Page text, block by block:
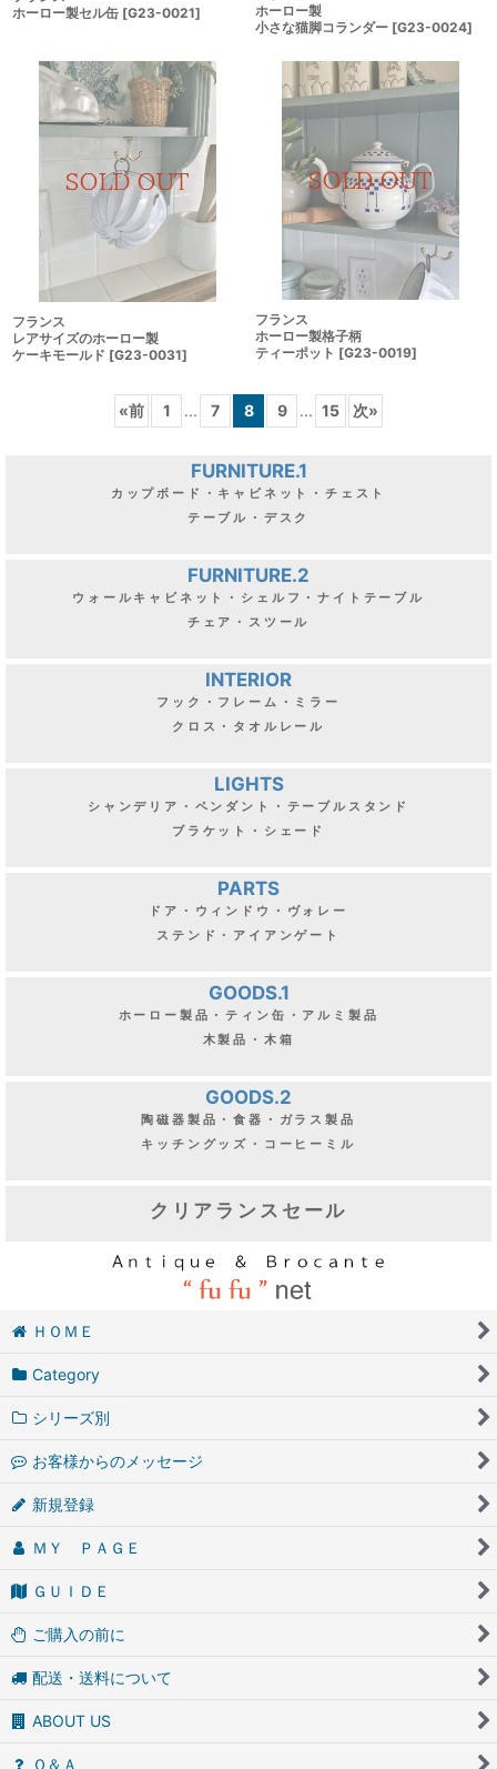
ホーロー製セル缶 [G23-0021]
ホーロー製
小さな猫脚コランダー [G23-0024]
フランス
レアサイズのホーロー製
ケーキモールド [G23-0031]
フランス
ホーロー製格子柄
ティーポット [G23-0019]
«前 1 ... 7 8 9 ... 15 次»
FURNITURE.1
カップボード・キャビネット・チェスト
テーブル・デスク
FURNITURE.2
ウォールキャビネット・シェルフ・ナイトテーブル
チェア・スツール
INTERIOR
フック・フレーム・ミラー
クロス・タオルレール
LIGHTS
シャンデリア・ペンダント・テーブルスタンド
ブラケット・シェード
PARTS
ドア・ウィンドウ・ヴォレー
ステンド・アイアンゲート
GOODS.1
ホーロー製品・ティン缶・アルミ製品
木製品・木箱
GOODS.2
陶磁器製品・食器・ガラス製品
キッチングッズ・コーヒーミル
クリアランスセール
ＨＯＭＥ
Category
シリーズ別
お客様からのメッセージ
新規登録
ＭＹ ＰＡＧＥ
ＧＵＩＤＥ
ご購入の前に
配送・送料について
ABOUT US
Ｑ＆Ａ